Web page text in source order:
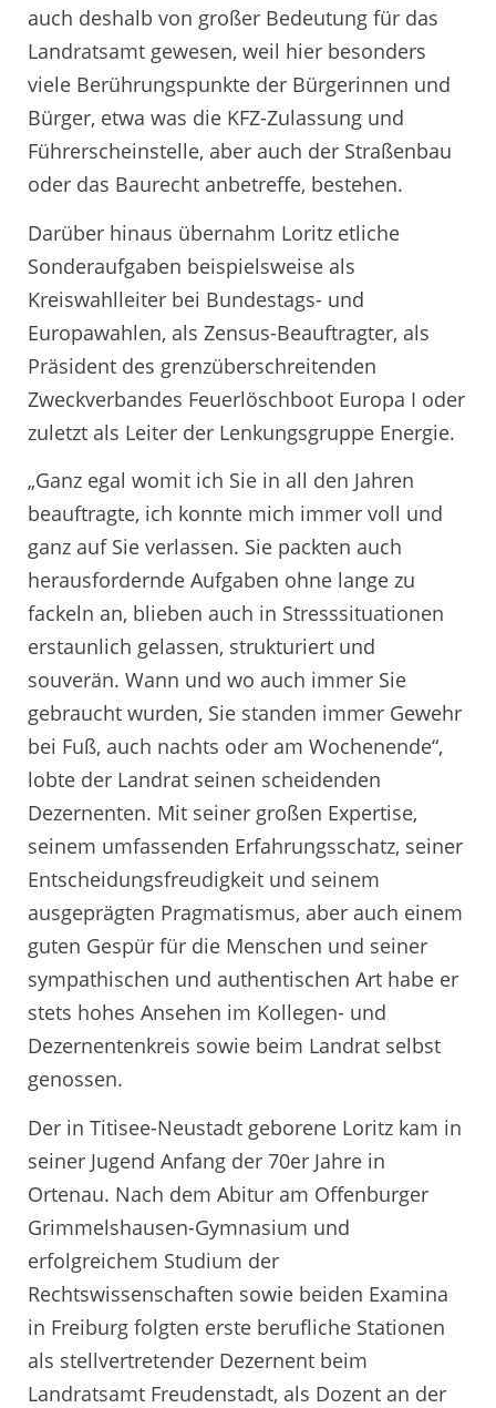
auch deshalb von großer Bedeutung für das
Landratsamt gewesen, weil hier besonders
viele Berührungspunkte der Bürgerinnen und
Bürger, etwa was die KFZ-Zulassung und
Führerscheinstelle, aber auch der Straßenbau
oder das Baurecht anbetreffe, bestehen.
Darüber hinaus übernahm Loritz etliche
Sonderaufgaben beispielsweise als
Kreiswahlleiter bei Bundestags- und
Europawahlen, als Zensus-Beauftragter, als
Präsident des grenzüberschreitenden
Zweckverbandes Feuerlöschboot Europa I oder
zuletzt als Leiter der Lenkungsgruppe Energie.
„Ganz egal womit ich Sie in all den Jahren
beauftragte, ich konnte mich immer voll und
ganz auf Sie verlassen. Sie packten auch
herausfordernde Aufgaben ohne lange zu
fackeln an, blieben auch in Stresssituationen
erstaunlich gelassen, strukturiert und
souverän. Wann und wo auch immer Sie
gebraucht wurden, Sie standen immer Gewehr
bei Fuß, auch nachts oder am Wochenende“,
lobte der Landrat seinen scheidenden
Dezernenten. Mit seiner großen Expertise,
seinem umfassenden Erfahrungsschatz, seiner
Entscheidungsfreudigkeit und seinem
ausgeprägten Pragmatismus, aber auch einem
guten Gespür für die Menschen und seiner
sympathischen und authentischen Art habe er
stets hohes Ansehen im Kollegen- und
Dezernentenkreis sowie beim Landrat selbst
genossen.
Der in Titisee-Neustadt geborene Loritz kam in
seiner Jugend Anfang der 70er Jahre in
Ortenau. Nach dem Abitur am Offenburger
Grimmelshausen-Gymnasium und
erfolgreichem Studium der
Rechtswissenschaften sowie beiden Examina
in Freiburg folgten erste berufliche Stationen
als stellvertretender Dezernent beim
Landratsamt Freudenstadt, als Dozent an der